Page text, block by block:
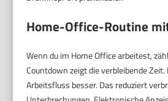
Home-Office-Routine
Wenn du im Home Office arbeitest,
Countdown zeigt die verbleibende Zeit.
Arbeitsfluss besser. Das reduziert